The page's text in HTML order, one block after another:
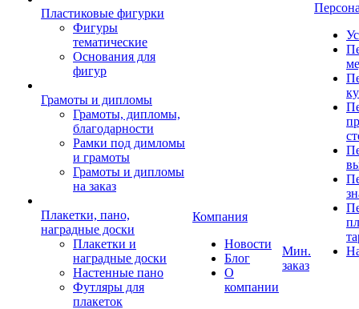
Пластиковые фигурки
Фигуры
тематические
Основания для
фигур
Грамоты и дипломы
Грамоты, дипломы,
благодарности
Рамки под димломы
и грамоты
Грамоты и дипломы
на заказ
Плакетки, пано,
наградные доски
Плакетки и
наградные доски
Настенные пано
Футляры для
плакеток
Компания
Новости
Блог
О
компании
Мин.
заказ